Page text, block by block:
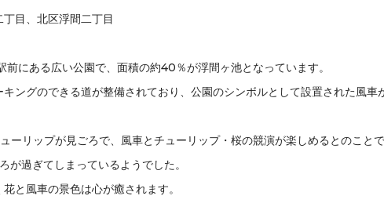
目、北区浮間二丁目
前にある広い公園で、面積の約40％が浮間ヶ池となっています。
ングのできる道が整備されており、公園のシンボルとして設置された風車
ーリップが見ごろで、風車とチューリップ・桜の競演が楽しめるとのこと
が過ぎてしまっているようでした。
と風車の景色は心が癒されます。